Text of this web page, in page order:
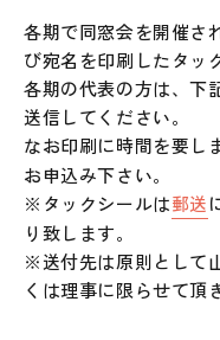
各期で同窓会を開催さ
び宛名を印刷したタッ
各期の代表の方は、下
送信してください。
なお印刷に時間を要し
お申込み下さい。
※タックシールは郵送
り致します。
※送付先は原則として
くは理事に限らせて頂